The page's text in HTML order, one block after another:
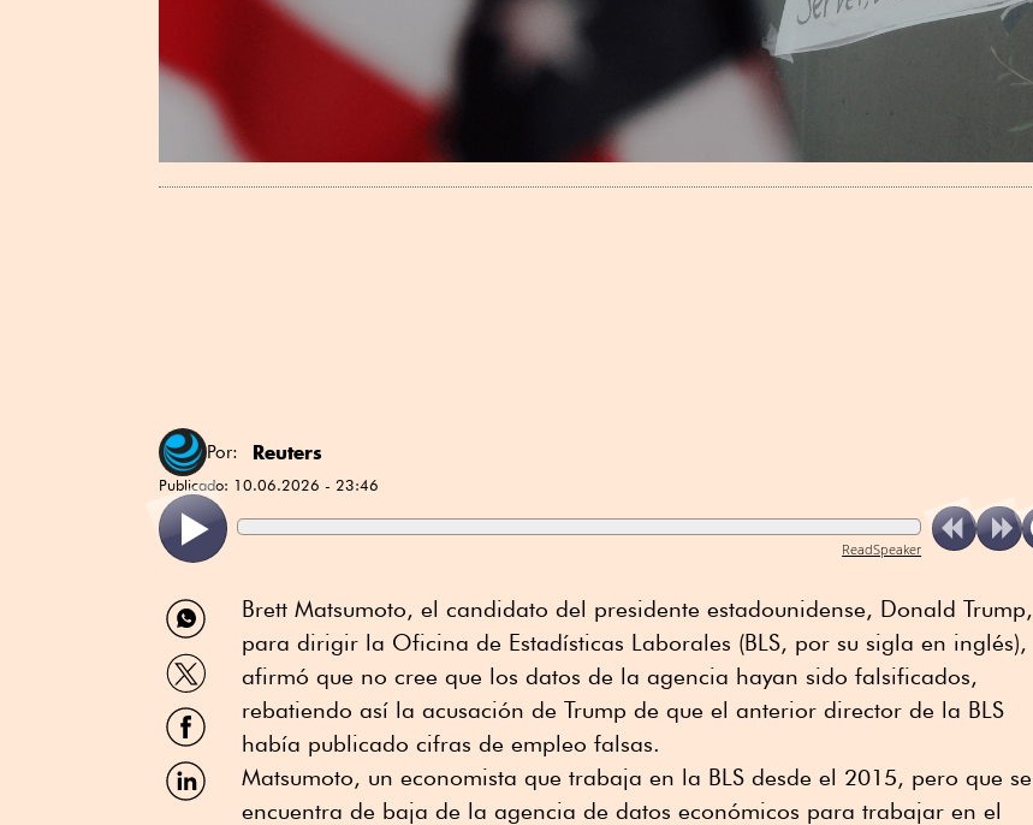
Por: Reuters
Publicado: 10.06.2026 - 23:46
ReadSpeaker
Compartir
por
WhatsApp
Compartir
por
Twitter
Compartir
por
Facebook
Compartir
por
Brett Matsumoto, el candidato del presidente estadounidense, Donald Trump,
para dirigir la Oficina de Estadísticas Laborales (BLS, por su sigla en inglés),
afirmó que no cree que los datos de la agencia hayan sido falsificados,
rebatiendo así la acusación de Trump de que el anterior director de la BLS
había publicado cifras de empleo falsas.
Matsumoto, un economista que trabaja en la BLS desde el 2015, pero que se
encuentra de baja de la agencia de datos económicos para trabajar en el